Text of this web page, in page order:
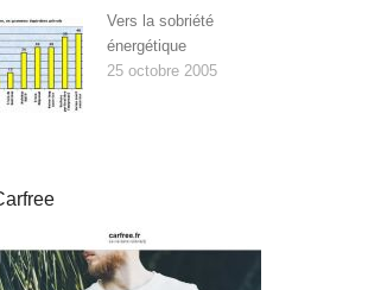
Vers la sobriété
énergétique
25 octobre 2005